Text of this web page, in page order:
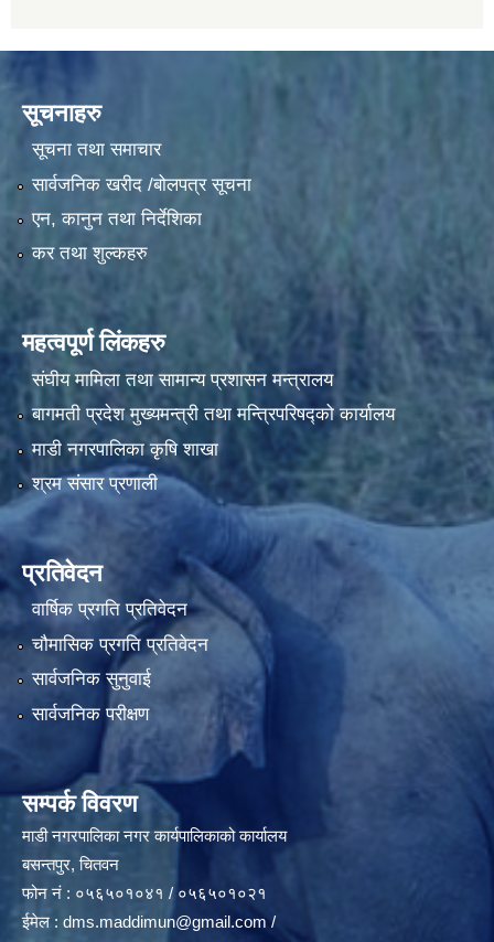
सूचनाहरु
सूचना तथा समाचार
सार्वजनिक खरीद /बोलपत्र सूचना
एन, कानुन तथा निर्देशिका
कर तथा शुल्कहरु
महत्वपूर्ण लिंकहरु
संघीय मामिला तथा सामान्य प्रशासन मन्त्रालय
बागमती प्रदेश मुख्यमन्त्री तथा मन्त्रिपरिषद्को कार्यालय
माडी नगरपालिका कृषि शाखा
श्रम संसार प्रणाली
प्रतिवेदन
वार्षिक प्रगति प्रतिवेदन
चौमासिक प्रगति प्रतिवेदन
सार्वजनिक सुनुवाई
सार्वजनिक परीक्षण
सम्पर्क विवरण
माडी नगरपालिका नगर कार्यपालिकाको कार्यालय
बसन्तपुर, चितवन
फोन नं : ०५६५०१०४१ / ०५६५०१०२१
ईमेल : dms.maddimun@gmail.com/